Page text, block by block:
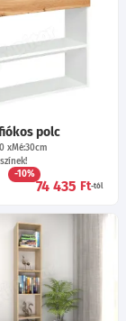
polc
Mé:30cm
-10%
74 435 Ft-tól